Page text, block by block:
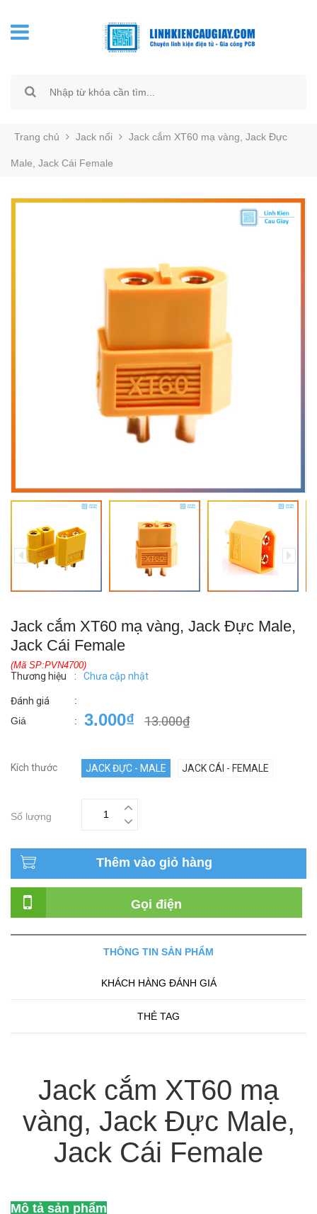
Trang chủ Jack nối Jack cắm XT60 mạ vàng, Jack Đực
Male, Jack Cái Female
Jack cắm XT60 mạ vàng, Jack Đực Male,
Jack Cái Female
(Mã SP:PVN4700)
Thương hiệu : Chưa cập nhật
Đánh giá
:
Giá
: 3.000₫ 13.000₫
Kích thước JACK ĐỰC - MALE JACK CÁI - FEMALE
Số lượng
Thêm vào giỏ hàng
Gọi điện
THÔNG TIN SẢN PHẨM
KHÁCH HÀNG ĐÁNH GIÁ
THẺ TAG
Jack cắm XT60 mạ
vàng, Jack Đực Male,
Jack Cái Female
Mô tả sản phẩm